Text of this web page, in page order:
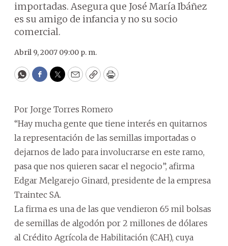
importadas. Asegura que José María Ibáñez
es su amigo de infancia y no su socio
comercial.
Abril 9, 2007 09:00 p. m.
WhatsApp
Facebook
Twitter
EmailCopyPrint
Por Jorge Torres Romero
“Hay mucha gente que tiene interés en quitarnos
la representación de las semillas importadas o
dejarnos de lado para involucrarse en este ramo,
pasa que nos quieren sacar el negocio”, afirma
Edgar Melgarejo Ginard, presidente de la empresa
Traintec SA.
La firma es una de las que vendieron 65 mil bolsas
de semillas de algodón por 2 millones de dólares
al Crédito Agrícola de Habilitación (CAH), cuya